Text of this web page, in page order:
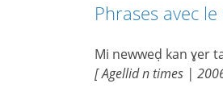
Phrases avec
Mi newweḍ kan ɣer
[ Agellid n times |